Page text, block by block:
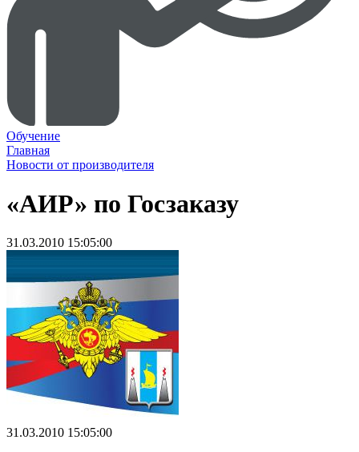
Обучение
Главная
Новости от производителя
«АИР» по Госзаказу
31.03.2010 15:05:00
31.03.2010 15:05:00